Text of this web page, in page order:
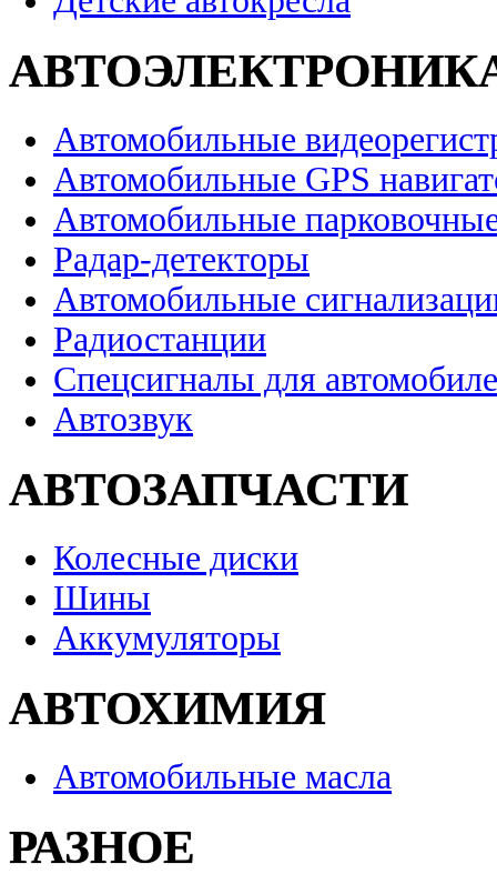
Автомобильные
Автомобильные GPS
Автомобильные
Радар-детекторы
Автомобильные
Радиостанции
Спецсигналы для
Автозвук
АВТОЗАПЧАСТИ
Колесные диски
Шины
Аккумуляторы
АВТОХИМИЯ
Автомобильные масла
РАЗНОЕ